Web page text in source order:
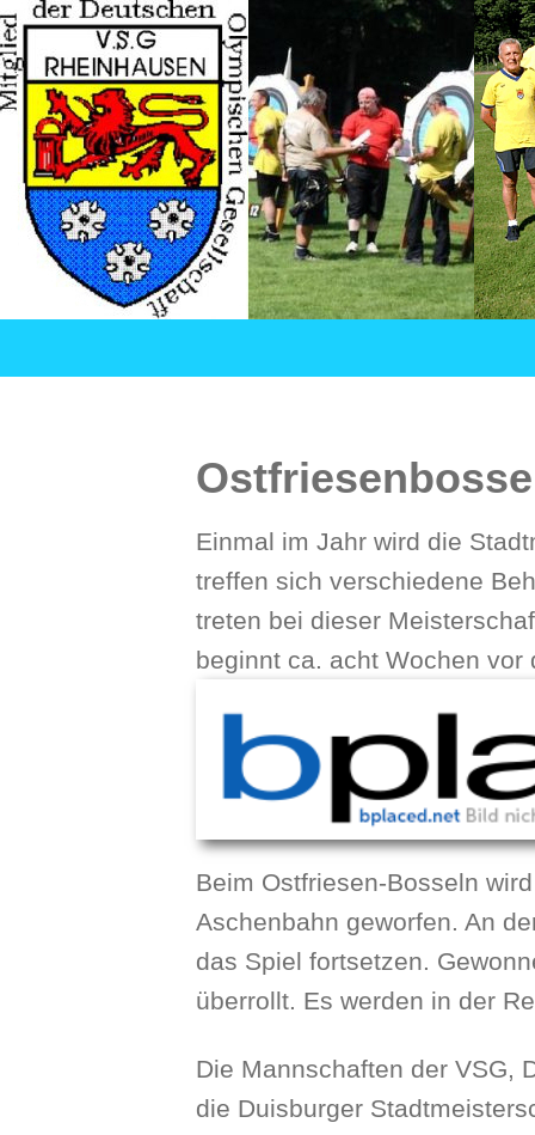
Einmal im Jahr wird die
treffen sich verschiedene
treten bei dieser
beginnt ca. acht Wochen vor
Beim Ostfriesen-Bosseln
Aschenbahn geworfen. An
das Spiel fortsetzen.
überrollt. Es werden in der
Die Mannschaften der VSG,
die Duisburger